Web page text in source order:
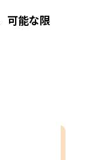
可能な限